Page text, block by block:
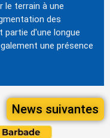
le terrain à une
des
partie d'une longue
une présence
News suivantes